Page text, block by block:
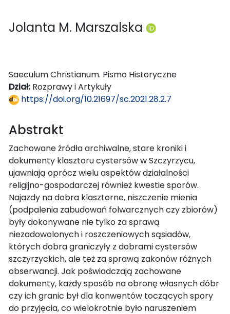
Jolanta M. Marszalska
Saeculum Christianum. Pismo Historyczne
Dział: Rozprawy i Artykuły
https://doi.org/10.21697/sc.2021.28.2.7
Abstrakt
Zachowane źródła archiwalne, stare kroniki i
dokumenty klasztoru cystersów w Szczyrzycu,
ujawniają oprócz wielu aspektów działalności
religijno-gospodarczej również kwestie sporów.
Najazdy na dobra klasztorne, niszczenie mienia
(podpalenia zabudowań folwarcznych czy zbiorów)
były dokonywane nie tylko za sprawą
niezadowolonych i roszczeniowych sąsiadów,
których dobra graniczyły z dobrami cystersów
szczyrzyckich, ale też za sprawą zakonów różnych
obserwancji. Jak poświadczają zachowane
dokumenty, każdy sposób na obronę własnych dóbr
czy ich granic był dla konwentów toczących spory
do przyjęcia, co wielokrotnie było naruszeniem